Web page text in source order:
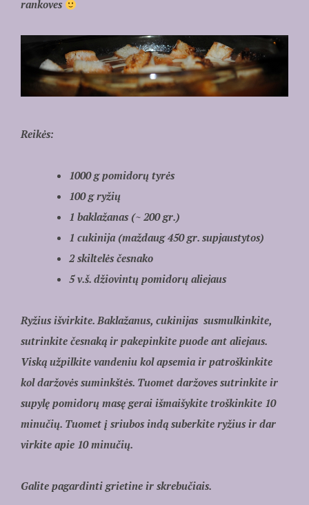
rankoves
Reikės:
1000 g pomidorų tyrės
100 g ryžių
1 baklažanas (~ 200 gr.)
1 cukinija (maždaug 450 gr. supjaustytos)
2 skiltelės česnako
5 v.š. džiovintų pomidorų aliejaus
Ryžius išvirkite. Baklažanus, cukinijas susmulkinkite,
sutrinkite česnaką ir pakepinkite puode ant aliejaus.
Viską užpilkite vandeniu kol apsemia ir patroškinkite
kol daržovės suminkštės. Tuomet daržoves sutrinkite ir
supylę pomidorų masę gerai išmaišykite troškinkite 10
minučių. Tuomet į sriubos indą suberkite ryžius ir dar
virkite apie 10 minučių.
Galite pagardinti grietine ir skrebučiais.